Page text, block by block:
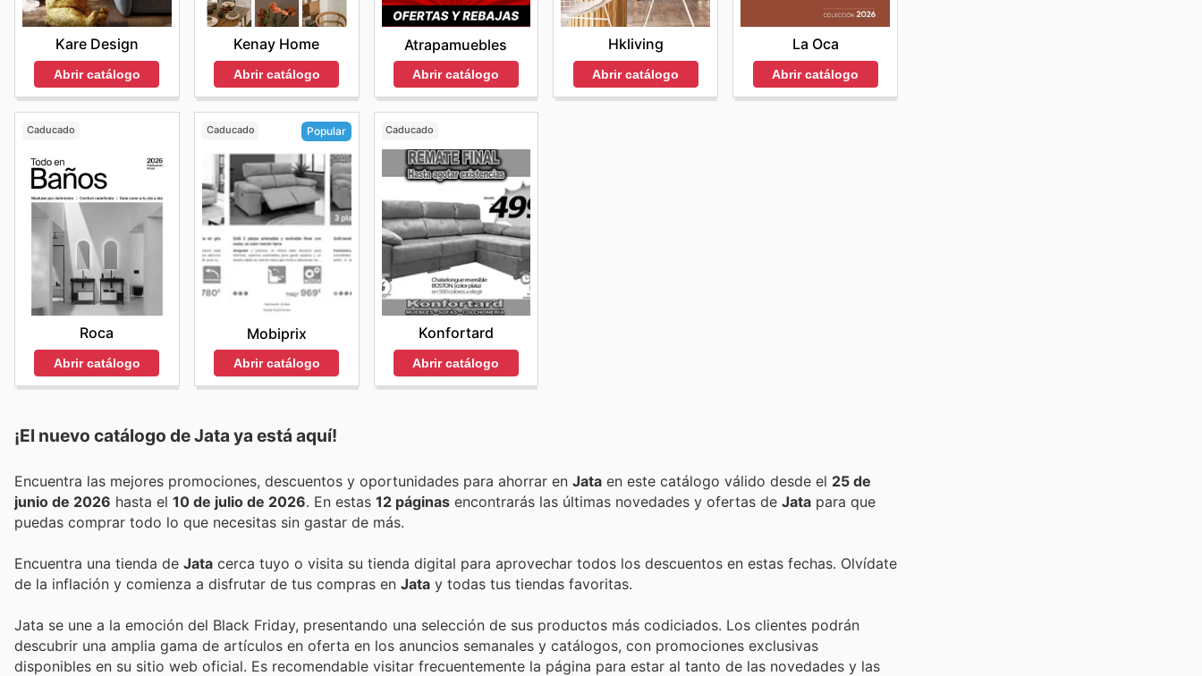
Kare Design
Abrir catálogo
Kenay Home
Abrir catálogo
Atrapamuebles
Abrir catálogo
Hkliving
Abrir catálogo
La Oca
Abrir catálogo
Caducado
Roca
Abrir catálogo
Caducado Popular
Mobiprix
Abrir catálogo
Caducado
Konfortard
Abrir catálogo
¡El nuevo catálogo deJata ya está aquí!
Encuentra las mejores promociones, descuentos y oportunidades para ahorrar en Jata en este catálogo válido desde el 25 de
junio de 2026 hasta el 10 de julio de 2026 . En estas 12 páginas encontrarás las últimas novedades y ofertas de Jata para que
puedas comprar todo lo que necesitas sin gastar de más.
Encuentra una tienda de Jata cerca tuyo o visita su tienda digital para aprovechar todos los descuentos en estas fechas. Olvídate
de la inflación y comienza a disfrutar de tus compras en Jata y todas tus tiendas favoritas.
Jata se une a la emoción del Black Friday, presentando una selección de sus productos más codiciados. Los clientes podrán
descubrir una amplia gama de artículos en oferta en los anuncios semanales y catálogos, con promociones exclusivas
disponibles en su sitio web oficial. Es recomendable visitar frecuentemente la página para estar al tanto de las novedades y las